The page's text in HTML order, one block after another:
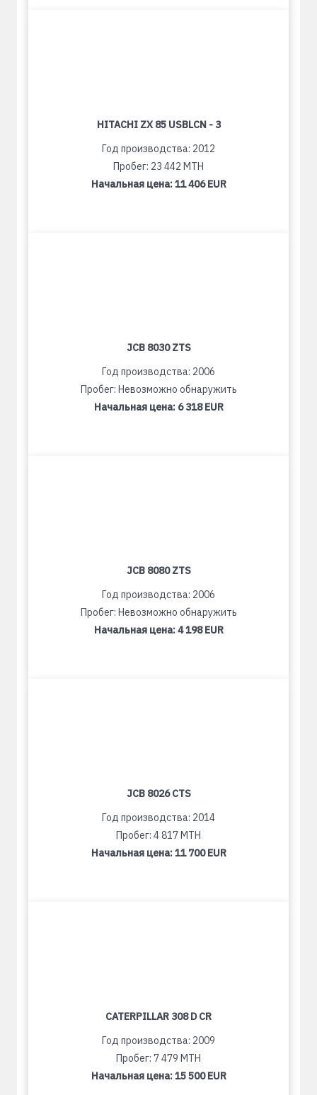
HITACHI ZX 85 USBLCN - 3
Год производства: 2012
Пробег: 23 442 MTH
Начальная цена:11 406 EUR
JCB 8030 ZTS
Год производства: 2006
Пробег: Невозможно обнаружить
Начальная цена: 6 318 EUR
JCB 8080 ZTS
Год производства: 2006
Пробег: Невозможно обнаружить
Начальная цена:4 198 EUR
JCB 8026 CTS
Год производства: 2014
Пробег: 4 817 MTH
Начальная цена:11 700 EUR
CATERPILLAR 308 D CR
Год производства: 2009
Пробег: 7 479 MTH
Начальная цена:15 500 EUR